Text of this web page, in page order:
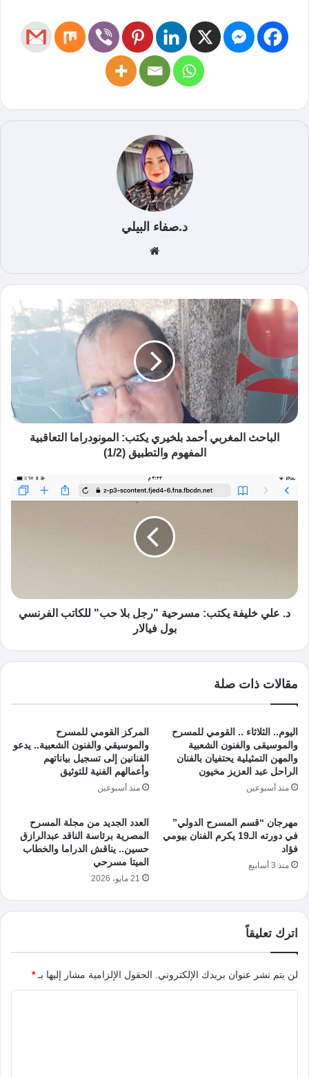
د.صفاء البيلي
الوي
ب
الباحث المغربي أحمد بلخيري يكتب: المونودراما التعاقبية
المفهوم والتطبيق (1/2)
د. علي خليفة يكتب: مسرحية "رجل بلا حب" للكاتب الفرنسي
بول فيالار
مقالات ذات صلة
اليوم.. الثلاثاء .. القومي للمسرح
والموسيقى والفنون الشعبية
والمهن التمثيلية يحتفيان بالفنان
الراحل عبد العزيز مخيون
منذ أسبوعين
المركز القومي للمسرح
والموسيقي والفنون الشعبية.. يدعو
الفنانين إلى تسجيل بياناتهم
وأعمالهم الفنية للتوثيق
منذ أسبوعين
مهرجان “قسم المسرح الدولي”
في دورته الـ19 يكرم الفنان بيومي
فؤاد
منذ 3 أسابيع
العدد الجديد من مجلة المسرح
المصرية برئاسة الناقد عبدالرازق
حسين.. يناقش الدراما والخطاب
الميتا مسرحي
21 مايو، 2026
اترك تعليقاً
لن يتم نشر عنوان بريدك الإلكتروني. الحقول الإلزامية مشار إليها بـ*